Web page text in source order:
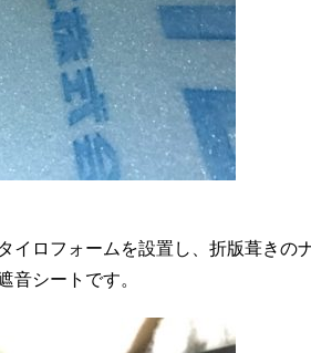
イロフォームを設置し、折版葺きの
音シートです。